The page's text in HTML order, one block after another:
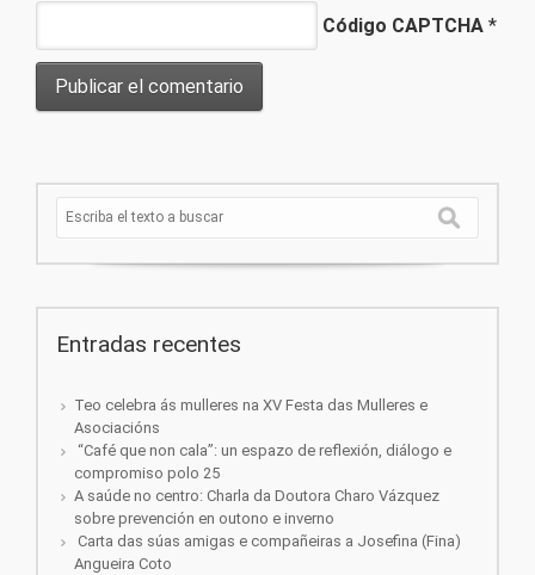
Código CAPTCHA *
Entradas recentes
Teo celebra ás mulleres na XV Festa das Mulleres e
Asociacións
“Café que non cala”: un espazo de reflexión, diálogo e
compromiso polo 25
A saúde no centro: Charla da Doutora Charo Vázquez
sobre prevención en outono e inverno
Carta das súas amigas e compañeiras a Josefina (Fina)
Angueira Coto